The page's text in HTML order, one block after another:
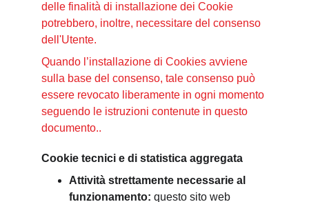
delle finalità di installazione dei Cookie
potrebbero, inoltre, necessitare del consenso
dell'Utente.
Quando l’installazione di Cookies avviene
sulla base del consenso, tale consenso può
essere revocato liberamente in ogni momento
seguendo le istruzioni contenute in questo
documento..
Cookie tecnici e di statistica aggregata
Attività strettamente necessarie al
funzionamento: questo sito web